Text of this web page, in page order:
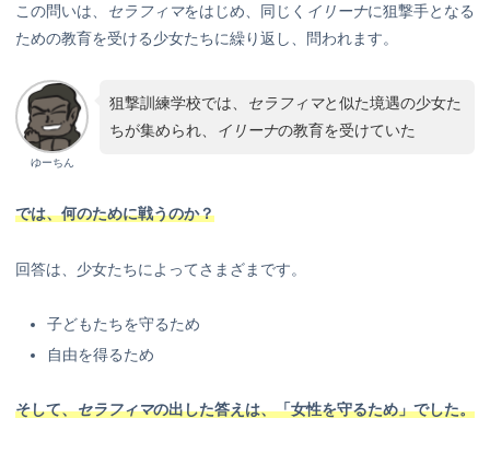
この問いは、 セラフィマをはじめ、同じく イリーナに狙撃手となる
ための教育を受ける少女たちに繰り返し、問われます。
ゆーちん
狙撃訓練学校では、 セラフィマと似た境遇の少女た
ちが集められ、
イリーナの教育を受けていた
では、何のために戦うのか？
回答は、少女たちによってさまざまです。
子どもたちを守るため
自由を得るため
そして、セラフィマの出した答えは、「女性を守るため」でした。